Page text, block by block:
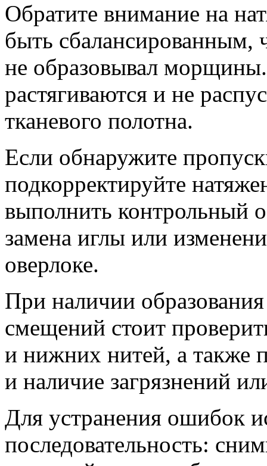
Обратите внимание на
быть сбалансированным,
не образовывал
растягиваются и не
тканевого полотна.
Если обнаружите
подкорректируйте
выполнить контрольный
замена иглы или
оверлоке.
При наличии
смещений стоит
и нижних нитей, а также
и наличие загрязнений
Для устранения ошибок
последовательность: